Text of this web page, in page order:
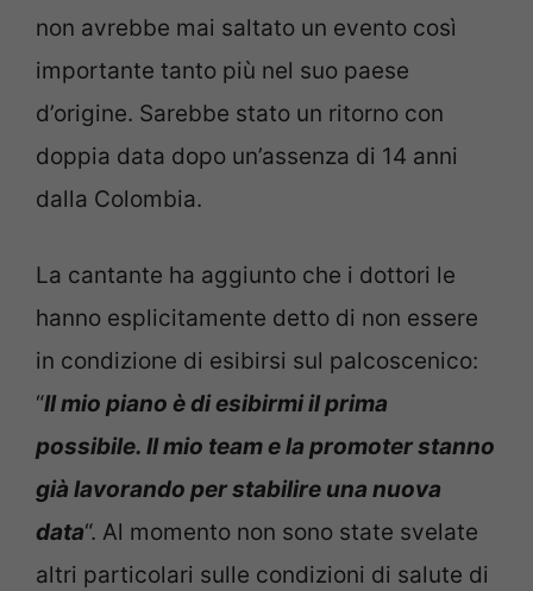
non avrebbe mai saltato un evento così
importante tanto più nel suo paese
d’origine. Sarebbe stato un ritorno con
doppia data dopo un’assenza di 14 anni
dalla Colombia.
La cantante ha aggiunto che i dottori le
hanno esplicitamente detto di non essere
in condizione di esibirsi sul palcoscenico:
“Il mio piano è di esibirmi il prima
possibile. Il mio team e la promoter stanno
già lavorando per stabilire una nuova
data“. Al momento non sono state svelate
altri particolari sulle condizioni di salute di